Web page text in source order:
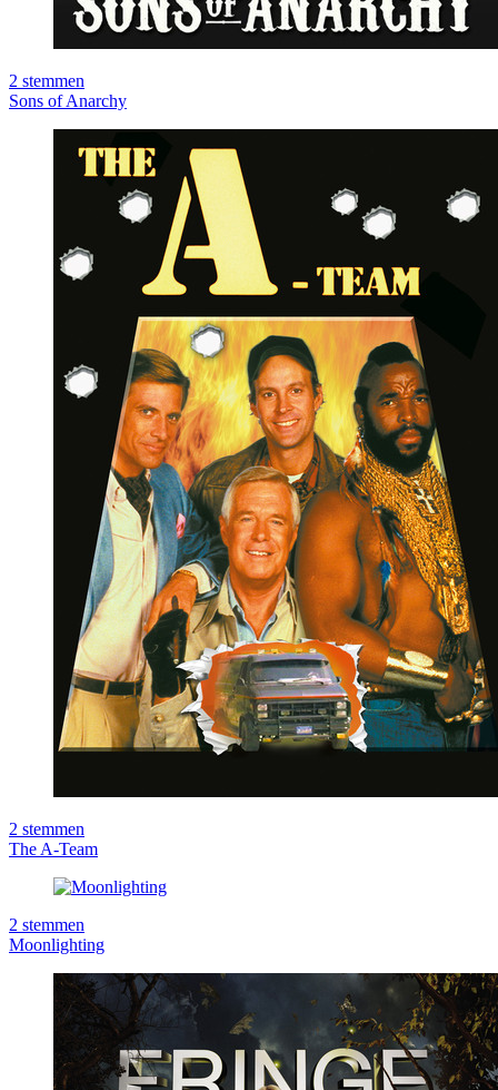
2 stemmen
Sons of Anarchy
2 stemmen
The A-Team
2 stemmen
Moonlighting